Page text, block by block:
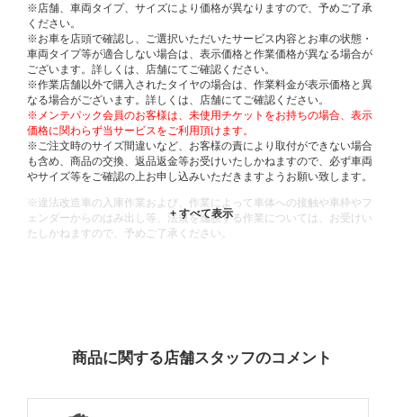
※店舗、車両タイプ、サイズにより価格が異なりますので、予めご了承
ください。
※お車を店頭で確認し、ご選択いただいたサービス内容とお車の状態・
車両タイプ等が適合しない場合は、表示価格と作業価格が異なる場合が
ございます。詳しくは、店舗にてご確認ください。
※作業店舗以外で購入されたタイヤの場合は、作業料金が表示価格と異
なる場合がございます。詳しくは、店舗にてご確認ください。
※メンテパック会員のお客様は、未使用チケットをお持ちの場合、表示
価格に関わらず当サービスをご利用頂けます。
※ご注文時のサイズ間違いなど、お客様の責により取付ができない場合
も含め、商品の交換、返品返金等お受けいたしかねますので、必ず車両
やサイズ等をご確認の上お申し込みいただきますようお願い致します。
※違法改造車の入庫作業および、作業によって車体への接触や車枠やフ
ェンダーからのはみ出し等、法規を逸脱する作業については、お受けい
たしかねますので、予めご了承ください。
商品に関する店舗スタッフのコメント